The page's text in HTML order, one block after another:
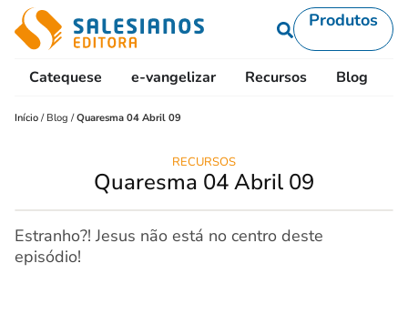
Produtos
Catequese e-vangelizar Recursos Blog
Início / Blog /Quaresma 04 Abril 09
RECURSOS
Quaresma 04 Abril 09
Estranho?! Jesus não está no centro deste
episódio!